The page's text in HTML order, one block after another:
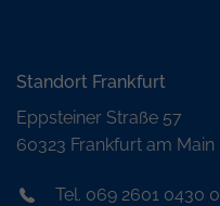
Standort Frankfurt
Eppsteiner Straße 57
60323 Frankfurt am Main
Tel. 069 2601 0430 0